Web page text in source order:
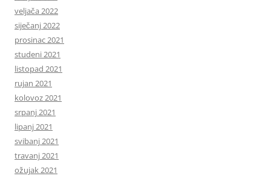
veljača 2022
siječanj 2022
prosinac 2021
studeni 2021
listopad 2021
rujan 2021
kolovoz 2021
srpanj 2021
lipanj 2021
svibanj 2021
travanj 2021
ožujak 2021